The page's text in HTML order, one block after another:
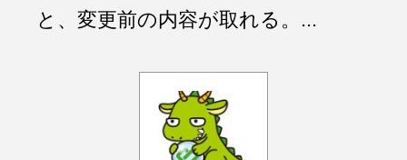
と、変更前の内容が取れる。...